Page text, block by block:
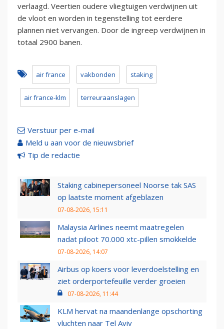
verlaagd. Veertien oudere vliegtuigen verdwijnen uit
de vloot en worden in tegenstelling tot eerdere
plannen niet vervangen. Door de ingreep verdwijnen in
totaal 2900 banen.
air france vakbonden staking
air france-klm terreuraanslagen
Verstuur per e-mail
Meld u aan voor de nieuwsbrief
Tip de redactie
Staking cabinepersoneel Noorse tak SAS
op laatste moment afgeblazen
07-08-2026, 15:11
Malaysia Airlines neemt maatregelen
nadat piloot 70.000 xtc-pillen smokkelde
07-08-2026, 14:07
Airbus op koers voor leverdoelstelling en
ziet orderportefeuille verder groeien
07-08-2026, 11:44
KLM hervat na maandenlange opschorting
vluchten naar Tel Aviv